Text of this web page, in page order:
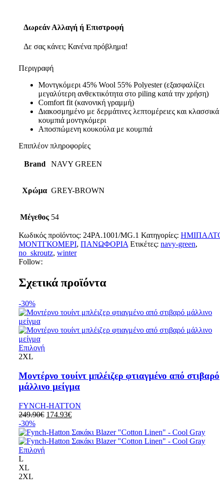
Δωρεάν Αλλαγή ή Επιστροφή
Δε σας κάνει; Κανένα πρόβλημα!
Περιγραφή
Μοντγκόμερι 45% Wool 55% Polyester (εξασφαλίζει
μεγαλύτερη ανθεκτικότητα στο piling κατά την χρήση)
Comfort fit (κανονική γραμμή)
Διακοσμημένο με δερμάτινες λεπτομέρειες και κλασσικά
κουμπιά μοντγκόμερι
Aποσπώμενη κουκούλα με κουμπιά
Επιπλέον πληροφορίες
Brand NAVY GREEN
Χρώμα GREY-BROWN
Μέγεθος 54
Κωδικός προϊόντος: 24PA.1001/MG.1 Κατηγορίες:
ΜΟΝΤΓΚΟΜΕΡΙ, ΠΑΝΩΦΟΡΙΑ Ετικέτες: navy-green,
no_skroutz, winter
Follow:
Σχετικά προϊόντα
-30%
Επιλογή
2XL
Μοντέρνο τουίντ μπλέιζερ φτιαγμένο από στιβαρό
μάλλινο μείγμα
FYNCH-HATTON
249.90€ 174.93€
-30%
Επιλογή
L
XL
2XL